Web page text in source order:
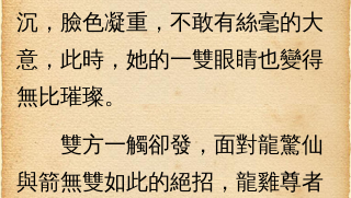
沉，臉色凝重，不敢有絲毫的大
意，此時，她的一雙眼睛也變得
無比璀璨。
雙方一觸卻發，面對龍驚仙
與箭無雙如此的絕招，龍雞尊者